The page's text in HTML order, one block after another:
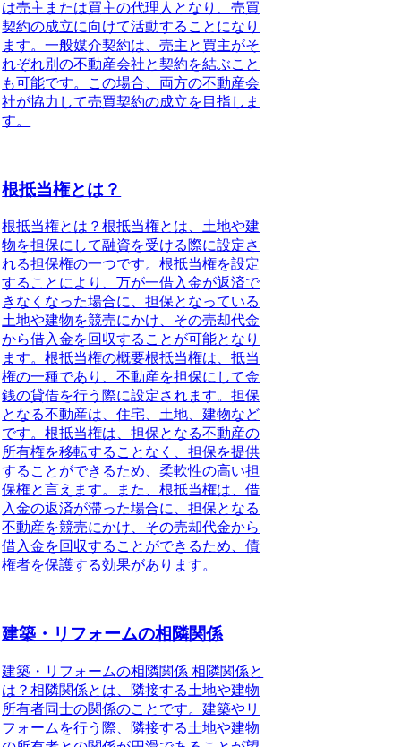
は売主または買主の代理人となり、売買
契約の成立に向けて活動することになり
ます。一般媒介契約は、売主と買主がそ
れぞれ別の不動産会社と契約を結ぶこと
も可能です。この場合、両方の不動産会
社が協力して売買契約の成立を目指しま
す。
根抵当権とは？
根抵当権とは？根抵当権とは、土地や建
物を担保にして融資を受ける際に設定さ
れる担保権の一つです。根抵当権を設定
することにより、万が一借入金が返済で
きなくなった場合に、担保となっている
土地や建物を競売にかけ、その売却代金
から借入金を回収することが可能となり
ます。根抵当権の概要根抵当権は、抵当
権の一種であり、不動産を担保にして金
銭の貸借を行う際に設定されます。担保
となる不動産は、住宅、土地、建物など
です。根抵当権は、担保となる不動産の
所有権を移転することなく、担保を提供
することができるため、柔軟性の高い担
保権と言えます。また、根抵当権は、借
入金の返済が滞った場合に、担保となる
不動産を競売にかけ、その売却代金から
借入金を回収することができるため、債
権者を保護する効果があります。
建築・リフォームの相隣関係
建築・リフォームの相隣関係 相隣関係と
は？相隣関係とは、隣接する土地や建物
所有者同士の関係のことです。建築やリ
フォームを行う際、隣接する土地や建物